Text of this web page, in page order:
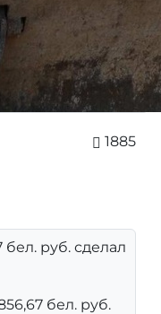
1885
руб. сделал
бел. руб.